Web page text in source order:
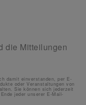
die Mitteilungen
damit einverstanden, per E-
oder Veranstaltungen von
Sie können sich jederzeit
jeder unserer E-Mail-